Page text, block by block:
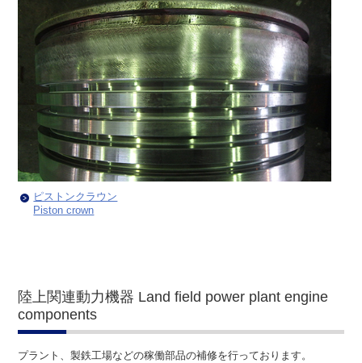
ピストンクラウン
Piston crown
陸上関連動力機器 Land field power plant engine
components
プラント、製鉄工場などの稼働部品の補修を行っております。